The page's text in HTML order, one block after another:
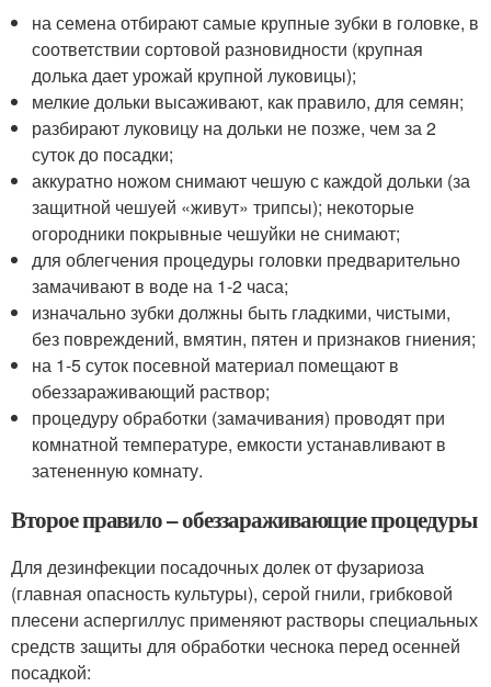
на семена отбирают самые крупные зубки в головке, в
соответствии сортовой разновидности (крупная
долька дает урожай крупной луковицы);
мелкие дольки высаживают, как правило, для семян;
разбирают луковицу на дольки не позже, чем за 2
суток до посадки;
аккуратно ножом снимают чешую с каждой дольки (за
защитной чешуей «живут» трипсы); некоторые
огородники покрывные чешуйки не снимают;
для облегчения процедуры головки предварительно
замачивают в воде на 1-2 часа;
изначально зубки должны быть гладкими, чистыми,
без повреждений, вмятин, пятен и признаков гниения;
на 1-5 суток посевной материал помещают в
обеззараживающий раствор;
процедуру обработки (замачивания) проводят при
комнатной температуре, емкости устанавливают в
затененную комнату.
Второе правило – обеззараживающие процедуры
Для дезинфекции посадочных долек от фузариоза
(главная опасность культуры), серой гнили, грибковой
плесени аспергиллус применяют растворы специальных
средств защиты для обработки чеснока перед осенней
посадкой: